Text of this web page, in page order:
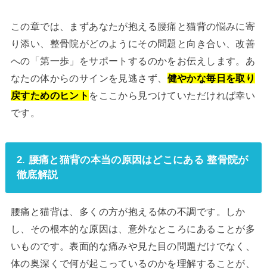
この章では、まずあなたが抱える腰痛と猫背の悩みに寄
り添い、整骨院がどのようにその問題と向き合い、改善
への「第一歩」をサポートするのかをお伝えします。あ
なたの体からのサインを見逃さず、 健やかな毎日を取り
戻すためのヒント をここから見つけていただければ幸い
です。
2. 腰痛と猫背の本当の原因はどこにある 整骨院が
徹底解説
腰痛と猫背は、多くの方が抱える体の不調です。しか
し、その根本的な原因は、意外なところにあることが多
いものです。表面的な痛みや見た目の問題だけでなく、
体の奥深くで何が起こっているのかを理解することが、